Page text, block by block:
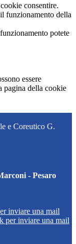
consentire.
funzionamento della
potete
essere
pagina della cookie
e Coreutico G.
- Pesaro
inviare una mail
per inviare una mail